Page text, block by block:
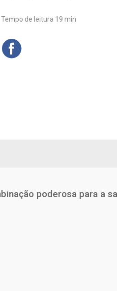
de leitura 19 min
poderosa para a